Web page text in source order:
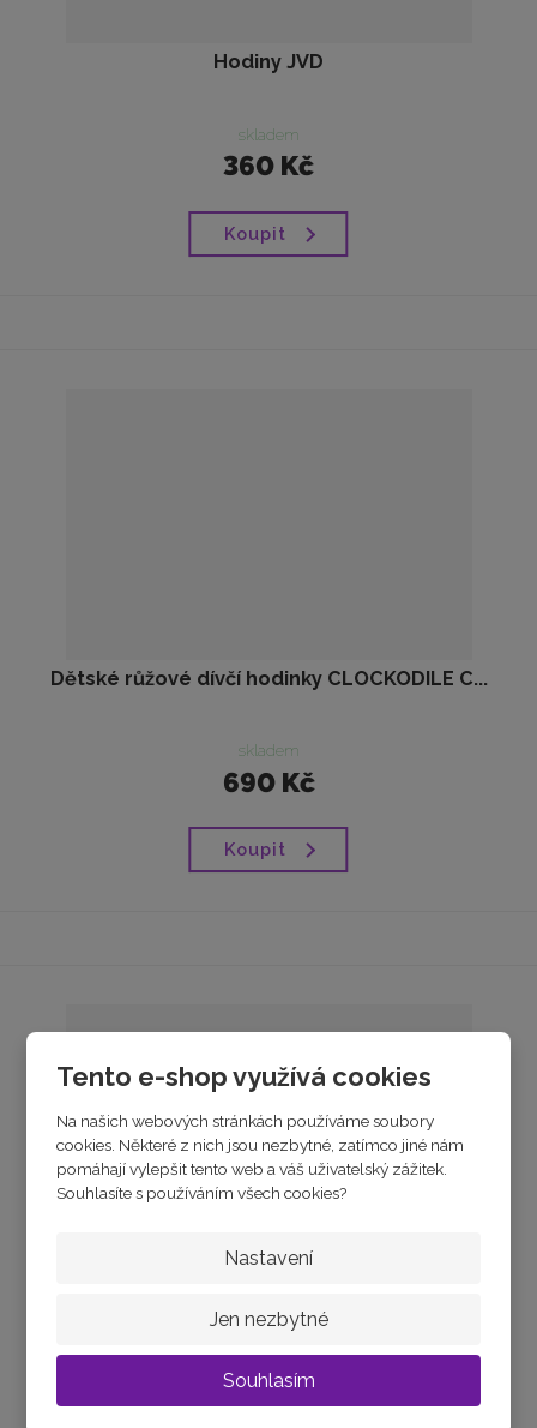
Tento e-shop využívá cookies
Na našich webových stránkách používáme soubory
cookies. Některé z nich jsou nezbytné, zatímco jiné nám
pomáhají vylepšit tento web a váš uživatelský zážitek.
Souhlasíte s používáním všech cookies?
Nastavení
Jen nezbytné
Souhlasím
Hodiny JVD
skladem
360 Kč
Koupit
Dětské růžové dívčí hodinky CLOCKODILE C...
skladem
690 Kč
Koupit
890 Kč